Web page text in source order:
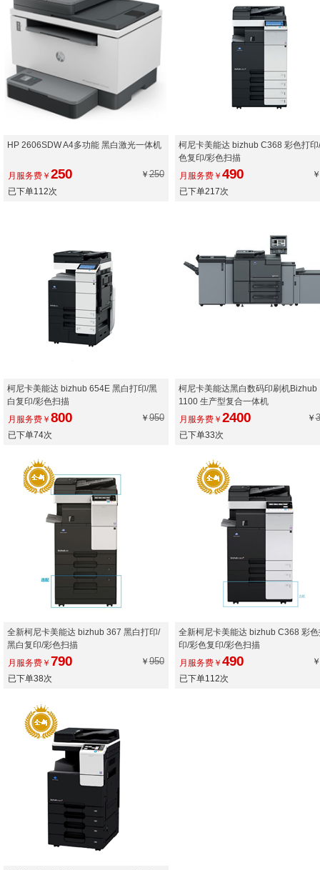
HP 2606SDW A4多功能 黑白激光一体机
月服务费￥ 250 ￥250
已下单112次
柯尼卡美能达 bizhub C368 彩色打印
色复印/彩色扫描
月服务费￥ 490
￥
已下单217次
柯尼卡美能达 bizhub 654E 黑白打印/黑
白复印/彩色扫描
月服务费￥ 800 ￥950
已下单74次
柯尼卡美能达黑白数码印刷机Bizhub
1100 生产型复合一体机
月服务费￥ 2400 ￥
已下单33次
全新柯尼卡美能达 bizhub 367 黑白打印/
黑白复印/彩色扫描
月服务费￥ 790 ￥950
已下单38次
全新柯尼卡美能达 bizhub C368 彩色
印/彩色复印/彩色扫描
月服务费￥ 490
￥
已下单112次